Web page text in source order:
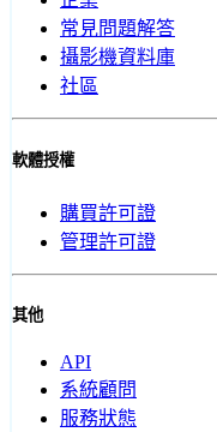
常見問題解答
攝影機資料庫
社區
軟體授權
購買許可證
管理許可證
其他
API
系統顧問
服務狀態